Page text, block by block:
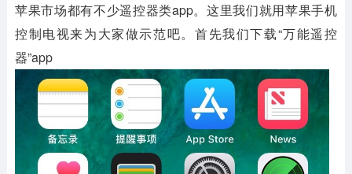
苹果市场都有不少遥控器类app。这里我们就用苹果手机
控制电视来为大家做示范吧。首先我们下载“万能遥控
器”app